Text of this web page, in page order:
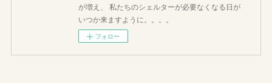
が増え、 私たちのシェルターが必要なくなる日が
いつか来ますように。。。。
フォロー